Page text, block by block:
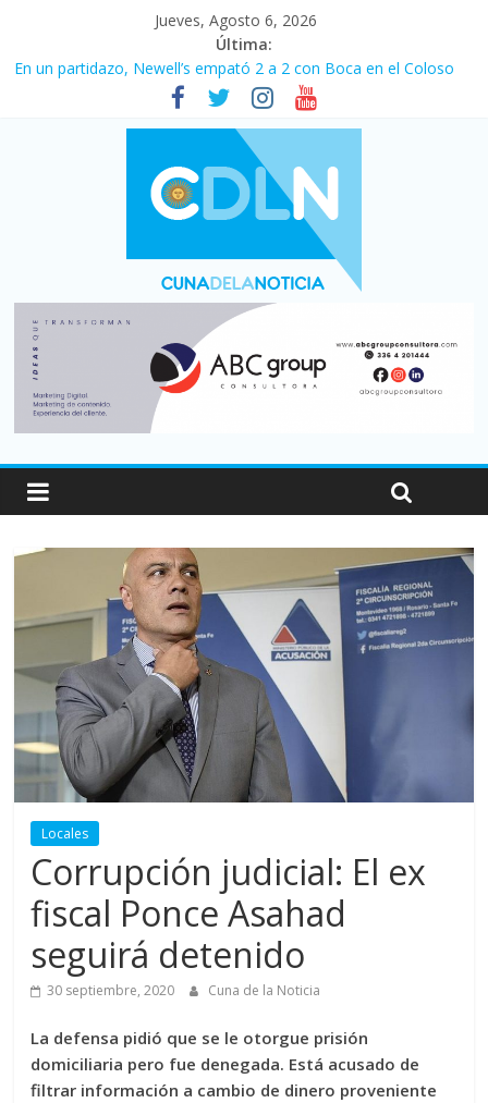
Jueves, Agosto 6, 2026
Última:
En un partidazo, Newell’s empató 2 a 2 con Boca en el Coloso
Vacaciones de invierno con más movimiento y consumo
turístico: 4,6 millones de personas viajaron por el país, un 5,9%
Fuerte caída de la venta de autos usados en julio: bajó un 12,6%
Central venció 1 a 0 al River de Coudet en el Monumental
Pullaro mejora sus relaciones con el Gobierno nacional
Locales
Corrupción judicial: El ex
fiscal Ponce Asahad
seguirá detenido
30 septiembre, 2020 Cuna de la Noticia
La defensa pidió que se le otorgue prisión
domiciliaria pero fue denegada. Está acusado de
filtrar información a cambio de dinero proveniente